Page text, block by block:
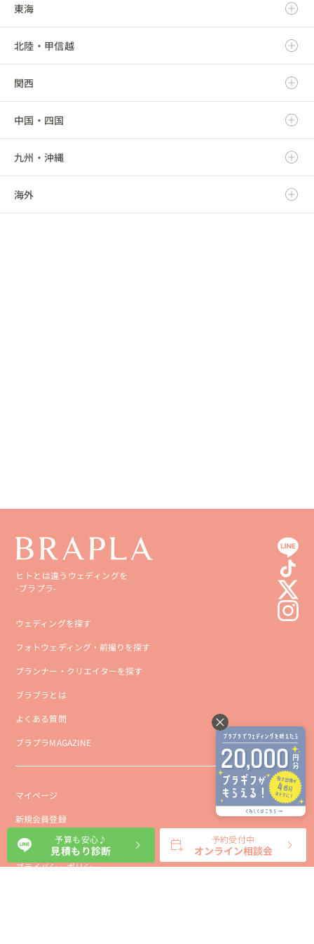
岩手県
宮城県
秋田県
山形県
福島県
茨城県
栃木県
群馬県
埼玉県
千葉県
東京都
東海
岐阜県
静岡県
愛知県
三重県
北陸・甲信越
新潟県
富山県
石川県
福井県
関西
滋賀県
京都府
大阪府
中国・四国
鳥取県
島根県
九州・沖縄
福岡県
海外
ヒトとは違うウェディングを
-ブラプラ-
ウェディングを探す
フォトウェディング・前撮りを探す
プランナー・クリエイターを探す
ブラプラとは
よくある質問
ブラプラMAGAZINE
マイページ
新規会員登録
会社概要
プライバシーポリシー
予算も安心♪
見積もり診断
予約受付中
オンライン相談会